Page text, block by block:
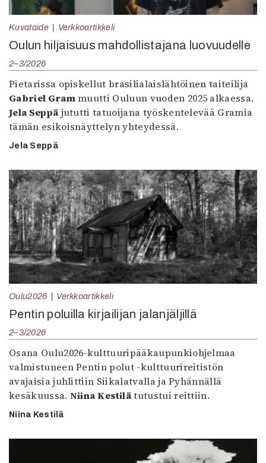
Kuvataide Verkkoartikkeli
Oulun hiljaisuus mahdollistajana luovuudelle
2–3/2026
Pietarissa opiskellut brasilialaislähtöinen taiteilija
Gabriel Grammuutti Ouluun vuoden 2025 alkaessa.
Jela Seppä jututti tatuoijana työskentelevää Gramia
tämän esikoisnäyttelyn yhteydessä.
Jela Seppä
Oulu2026 Verkkoartikkeli
Pentin poluilla kirjailijan jalanjäljillä
2–3/2026
Osana Oulu2026-kulttuuripääkaupunkiohjelmaa
valmistuneen Pentin polut -kulttuurireitistön
avajaisia juhlittiin Siikalatvalla ja Pyhännällä
kesäkuussa. Niina Kestilätutustui reittiin.
Niina Kestilä